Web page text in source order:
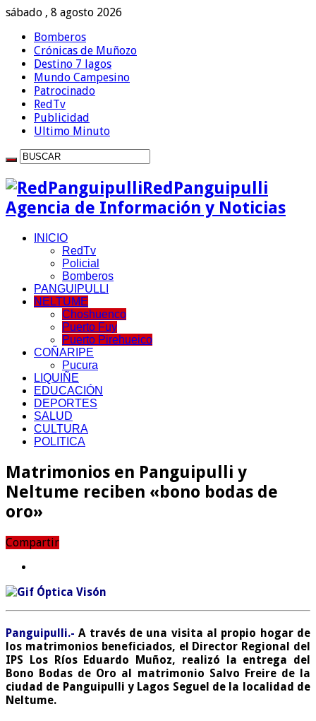
sábado , 8 agosto 2026
Bomberos
Crónicas de Muñozo
Destino 7 lagos
Mundo Campesino
Patrocinado
RedTv
Publicidad
Ultimo Minuto
RedPanguipulli
Agencia de Información y Noticias
INICIO
RedTv
Policial
Bomberos
PANGUIPULLI
NELTUME
Choshuenco
Puerto Fuy
Puerto Pirehueico
COÑARIPE
Pucura
LIQUIÑE
EDUCACIÓN
DEPORTES
SALUD
CULTURA
POLITICA
Matrimonios en Panguipulli y
Neltume reciben «bono bodas de
oro»
Compartir
Panguipulli.- A través de una visita al propio hogar de
los matrimonios beneficiados, el Director Regional del
IPS Los Ríos Eduardo Muñoz, realizó la entrega del
Bono Bodas de Oro al matrimonio Salvo Freire de la
ciudad de Panguipulli y Lagos Seguel de la localidad de
Neltume.